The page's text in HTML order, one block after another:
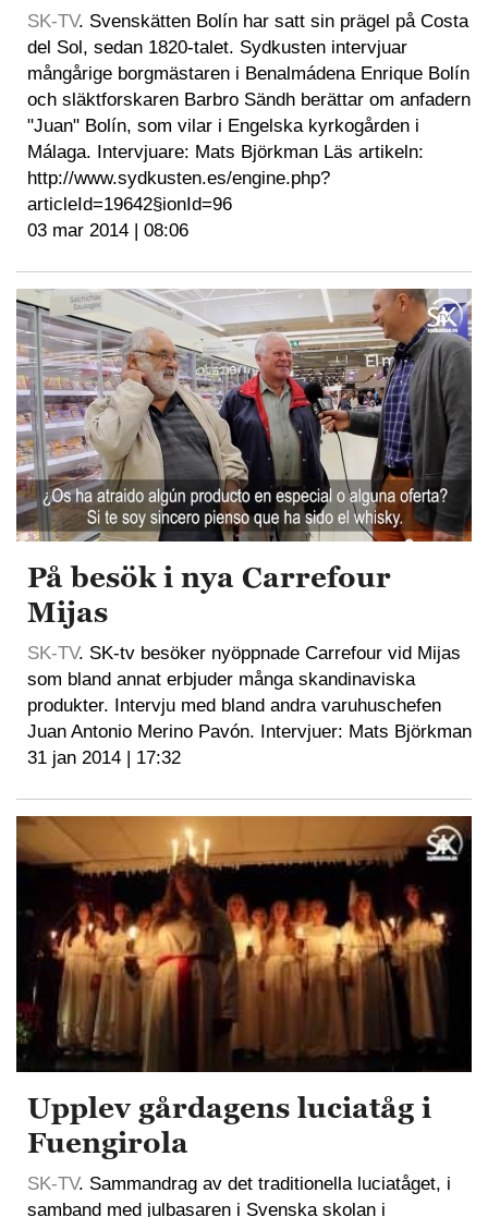
SK-TV. Svenskätten Bolín har satt sin prägel på Costa
del Sol, sedan 1820-talet. Sydkusten intervjuar
mångårige borgmästaren i Benalmádena Enrique Bolín
och släktforskaren Barbro Sändh berättar om anfadern
"Juan" Bolín, som vilar i Engelska kyrkogården i
Málaga. Intervjuare: Mats Björkman Läs artikeln:
http://www.sydkusten.es/engine.php?
articleId=19642§ionId=96
03 mar 2014 | 08:06
På besök i nya Carrefour
Mijas
SK-TV. SK-tv besöker nyöppnade Carrefour vid Mijas
som bland annat erbjuder många skandinaviska
produkter. Intervju med bland andra varuhuschefen
Juan Antonio Merino Pavón. Intervjuer: Mats Björkman
31 jan 2014 | 17:32
Upplev gårdagens luciatåg i
Fuengirola
SK-TV. Sammandrag av det traditionella luciatåget, i
samband med julbasaren i Svenska skolan i